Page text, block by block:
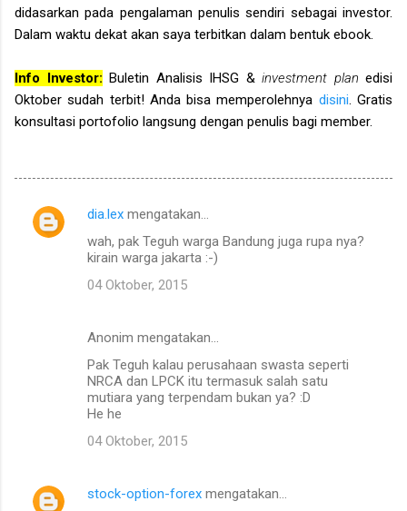
didasarkan pada pengalaman penulis sendiri sebagai investor.
Dalam waktu dekat akan saya terbitkan dalam bentuk ebook.
Info Investor: Buletin Analisis IHSG & investment plan edisi
Oktober sudah terbit! Anda bisa memperolehnya disini . Gratis
konsultasi portofolio langsung dengan penulis bagi member.
K
dia.lex mengatakan…
wah, pak Teguh warga Bandung juga rupa nya?
kirain warga jakarta :-)
04 Oktober, 2015
Anonim mengatakan…
Pak Teguh kalau perusahaan swasta seperti
NRCA dan LPCK itu termasuk salah satu
mutiara yang terpendam bukan ya? :D
He he
04 Oktober, 2015
stock-option-forex mengatakan…